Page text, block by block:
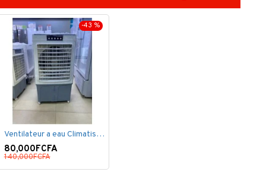
-43 %
Ventilateur a eau Climatiseur Mobile Grand Model.
80,000FCFA
140,000FCFA